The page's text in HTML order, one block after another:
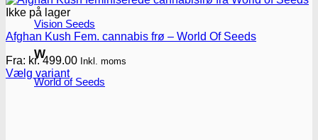
Vision Seeds
W
World of Seeds
Ikke på lager
Afghan Kush Fem. cannabis frø – World Of Seeds
Fra: kr.499.00 Inkl. moms
Vælg variant